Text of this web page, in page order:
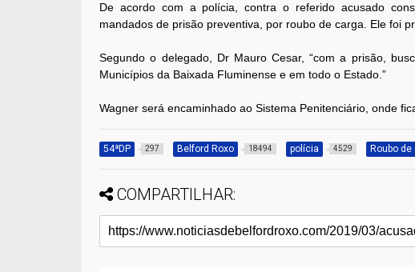
De acordo com a polícia, contra o referido acusado
mandados de prisão preventiva, por roubo de carga. Ele foi
Segundo o delegado, Dr Mauro Cesar, “com a prisão,
Municípios da Baixada Fluminense e em todo o Estado.”
Wagner será encaminhado ao Sistema Penitenciário, onde
54ªDP 297 Belford Roxo 18494 polícia 4529 Roubo de
COMPARTILHAR: